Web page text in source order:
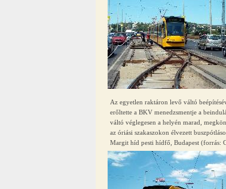
Az egyetlen raktáron levő váltó
erőltette a BKV menedzsmentje a
váltó véglegesen a helyén marad,
az óriási szakaszokon élvezett
Margit híd pesti hídfő, Budapest (forrás: